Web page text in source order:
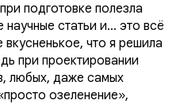
подготовке полезла
научные статьи и… это всё
что я решила
при проектировании
любых, даже самых
озеленение»,